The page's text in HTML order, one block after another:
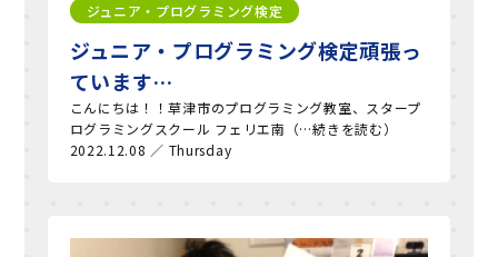
ジュニア・プログラミング検定
ジュニア・プログラミング検定頑張っ
ています…
こんにちは！！草津市のプログラミング教室、スタープ
ログラミングスクール フェリエ南（…続きを読む）
2022.12.08 ／ Thursday